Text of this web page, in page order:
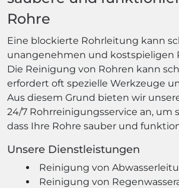
Rohre
Eine blockierte Rohrleitung kann
unangenehmen und kostspieligen
Die Reinigung von Rohren kann
erfordert oft spezielle Werkzeuge
Aus diesem Grund bieten wir
24/7 Rohrreinigungsservice an, um
dass Ihre Rohre sauber und
Unsere Dienstleistungen
Reinigung von
Reinigung von